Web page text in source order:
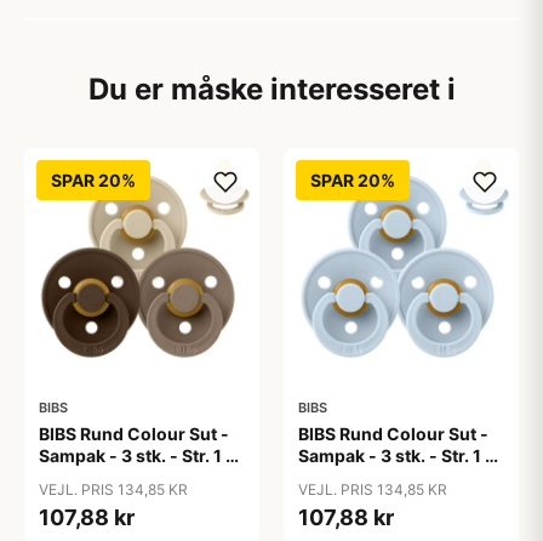
Du er måske interesseret i
SPAR 20%
BIBS
BIBS Rund Colour Sut -
Sampak - 3 stk. - Str. 1 -
VEJL. PRIS 134,85 KR
107,88 kr
SPAR 20%
BIBS
BIBS Rund Colour Sut -
Sampak - 3 stk. - Str. 1 -
VEJL. PRIS 134,85 KR
107,88 kr